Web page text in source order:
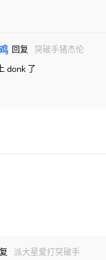
回复
突破手猪杰伦
donk 了
派大星爱打突破手